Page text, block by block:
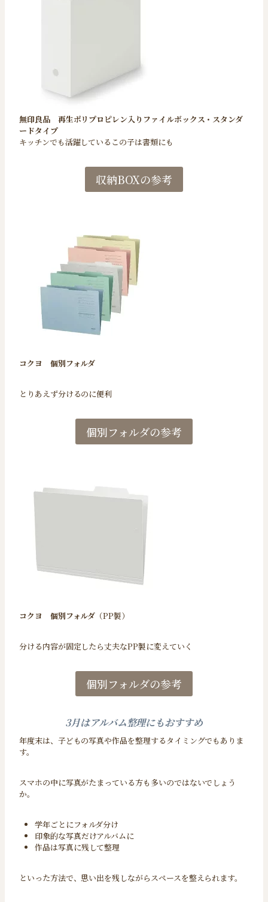
無印良品
再生ポリプロピレン入りファイルボックス・スタンダ
ードタイプ
キッチンでも活躍しているこの子は書類にも
収納BOXの参考
コクヨ 個別フォルダ
とりあえず分けるのに便利
個別フォルダの参考
コクヨ 個別フォルダ （PP製）
分ける内容が固定したら丈夫なPP製に変えていく
個別フォルダの参考
3月はアルバム整理にもおすすめ
年度末は、子どもの写真や作品を整理するタイミングでもありま
す。
スマホの中に写真がたまっている方も多いのではないでしょう
か。
学年ごとにフォルダ分け
印象的な写真だけアルバムに
作品は写真に残して整理
といった方法で、思い出を残しながらスペースを整えられます。